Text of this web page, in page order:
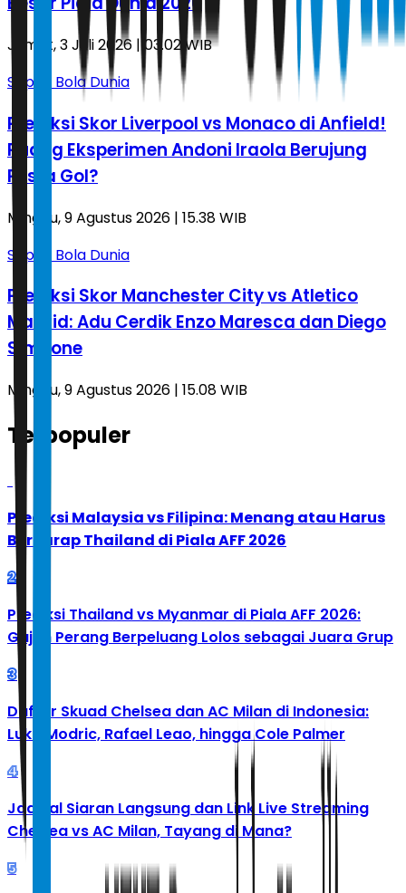
Jumat, 3 Juli 2026 | 03.02 WIB
Sepak Bola Dunia
Prediksi Skor Liverpool vs Monaco di Anfield!
Ruang Eksperimen Andoni Iraola Berujung
Pesta Gol?
Minggu, 9 Agustus 2026 | 15.38 WIB
Sepak Bola Dunia
Prediksi Skor Manchester City vs Atletico
Madrid: Adu Cerdik Enzo Maresca dan Diego
Simeone
Minggu, 9 Agustus 2026 | 15.08 WIB
Terpopuler
Prediksi Malaysia vs Filipina: Menang atau Harus
Berharap Thailand di Piala AFF 2026
2
Prediksi Thailand vs Myanmar di Piala AFF 2026:
Gajah Perang Berpeluang Lolos sebagai Juara Grup
3
Daftar Skuad Chelsea dan AC Milan di Indonesia:
Luka Modric, Rafael Leao, hingga Cole Palmer
4
Jadwal Siaran Langsung dan Link Live Streaming
Chelsea vs AC Milan, Tayang di Mana?
5